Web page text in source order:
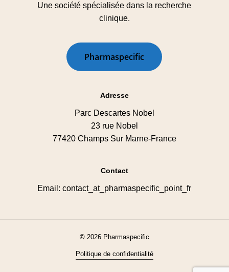
Une société spécialisée dans la recherche
clinique.
Pharmaspecific
Adresse
Parc Descartes Nobel
23 rue Nobel
77420 Champs Sur Marne-France
Contact
Email: contact_at_pharmaspecific_point_fr
© 2026Pharmaspecific
Politique de confidentialité